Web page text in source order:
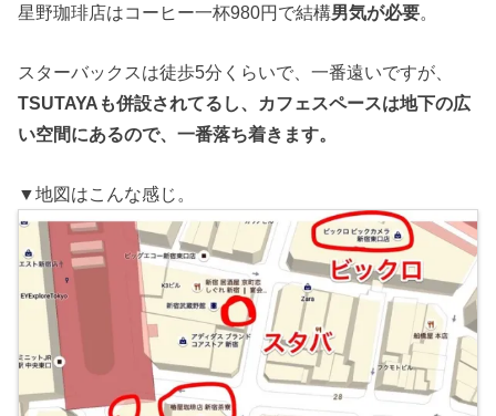
星野珈琲店はコーヒー一杯980円で結構男気が必要
スターバックスは徒歩5分くらいで、一番遠いですが、
TSUTAYAも併設されてるし、カフェスペースは地下の広
い空間にあるので、一番落ち着きます。
▼地図はこんな感じ。